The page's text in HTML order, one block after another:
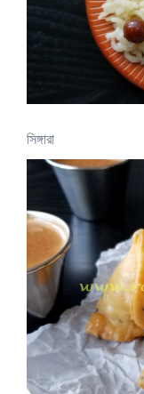
সিঙ্গারা